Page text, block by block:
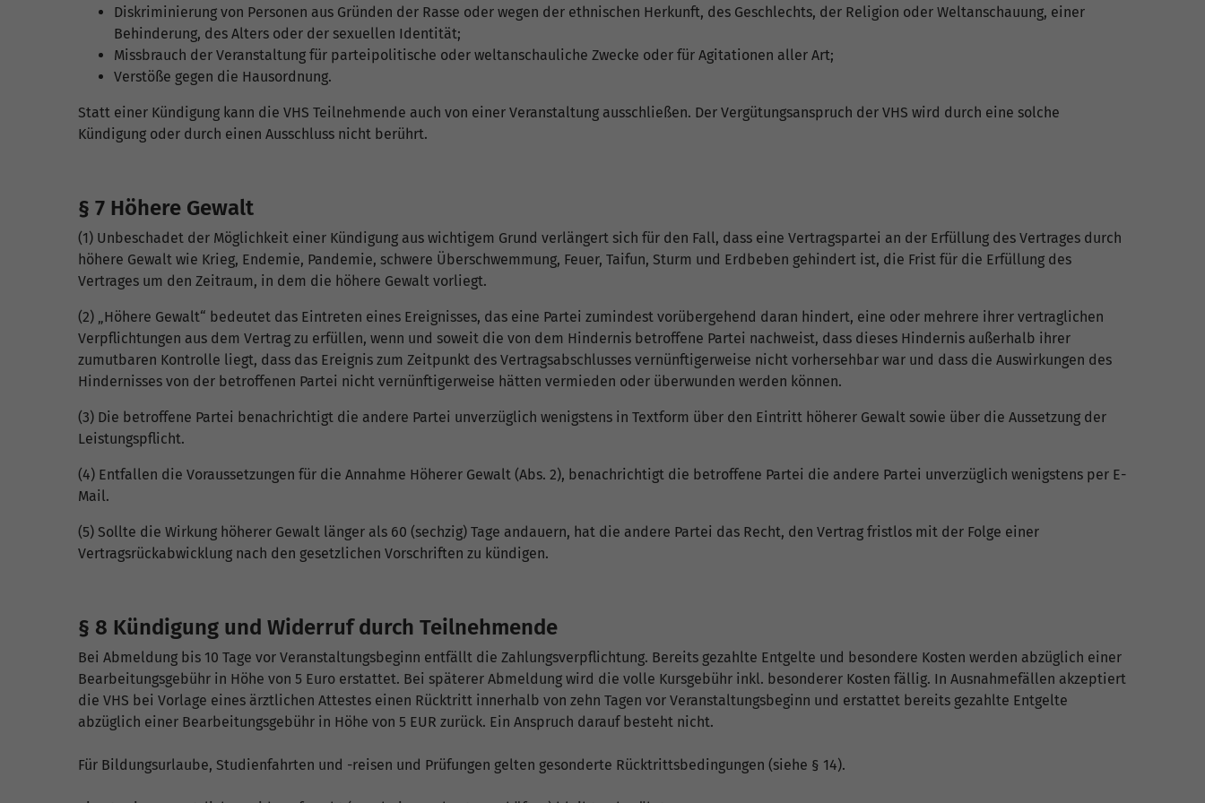
Diskriminierung von Personen aus Gründen der Rasse oder wegen der ethnischen Herkunft, des Geschlechts, der Religion oder Weltanschauung, einer
Behinderung, des Alters oder der sexuellen Identität;
Missbrauch der Veranstaltung für parteipolitische oder weltanschauliche Zwecke oder für Agitationen aller Art;
Verstöße gegen die Hausordnung.
Statt einer Kündigung kann die VHS Teilnehmende auch von einer Veranstaltung ausschließen. Der Vergütungsanspruch der VHS wird durch eine solche
Kündigung oder durch einen Ausschluss nicht berührt.
§ 7 Höhere Gewalt
(1) Unbeschadet der Möglichkeit einer Kündigung aus wichtigem Grund verlängert sich für den Fall, dass eine Vertragspartei an der Erfüllung des Vertrages durch
höhere Gewalt wie Krieg, Endemie, Pandemie, schwere Überschwemmung, Feuer, Taifun, Sturm und Erdbeben gehindert ist, die Frist für die Erfüllung des
Vertrages um den Zeitraum, in dem die höhere Gewalt vorliegt.
(2) „Höhere Gewalt“ bedeutet das Eintreten eines Ereignisses, das eine Partei zumindest vorübergehend daran hindert, eine oder mehrere ihrer vertraglichen
Verpflichtungen aus dem Vertrag zu erfüllen, wenn und soweit die von dem Hindernis betroffene Partei nachweist, dass dieses Hindernis außerhalb ihrer
zumutbaren Kontrolle liegt, dass das Ereignis zum Zeitpunkt des Vertragsabschlusses vernünftigerweise nicht vorhersehbar war und dass die Auswirkungen des
Hindernisses von der betroffenen Partei nicht vernünftigerweise hätten vermieden oder überwunden werden können.
(3) Die betroffene Partei benachrichtigt die andere Partei unverzüglich wenigstens in Textform über den Eintritt höherer Gewalt sowie über die Aussetzung der
Leistungspflicht.
(4) Entfallen die Voraussetzungen für die Annahme Höherer Gewalt (Abs. 2), benachrichtigt die betroffene Partei die andere Partei unverzüglich wenigstens per E-
Mail.
(5) Sollte die Wirkung höherer Gewalt länger als 60 (sechzig) Tage andauern, hat die andere Partei das Recht, den Vertrag fristlos mit der Folge einer
Vertragsrückabwicklung nach den gesetzlichen Vorschriften zu kündigen.
§ 8 Kündigung und Widerruf durch Teilnehmende
Bei Abmeldung bis 10 Tage vor Veranstaltungsbeginn entfällt die Zahlungsverpflichtung. Bereits gezahlte Entgelte und besondere Kosten werden abzüglich einer
Bearbeitungsgebühr in Höhe von 5 Euro erstattet. Bei späterer Abmeldung wird die volle Kursgebühr inkl. besonderer Kosten fällig. In Ausnahmefällen akzeptiert
die VHS bei Vorlage eines ärztlichen Attestes einen Rücktritt innerhalb von zehn Tagen vor Veranstaltungsbeginn und erstattet bereits gezahlte Entgelte
abzüglich einer Bearbeitungsgebühr in Höhe von 5 EUR zurück. Ein Anspruch darauf besteht nicht.
Für Bildungsurlaube, Studienfahrten und -reisen und Prüfungen gelten gesonderte Rücktrittsbedingungen (siehe § 14).